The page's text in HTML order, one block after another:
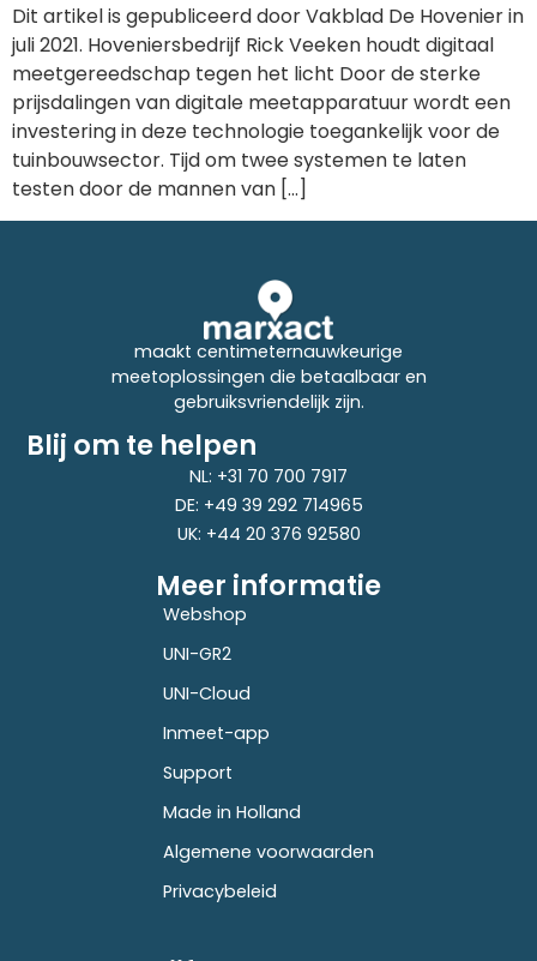
Dit artikel is gepubliceerd door Vakblad De Hovenier in
juli 2021. Hoveniersbedrijf Rick Veeken houdt digitaal
meetgereedschap tegen het licht Door de sterke
prijsdalingen van digitale meetapparatuur wordt een
investering in deze technologie toegankelijk voor de
tuinbouwsector. Tijd om twee systemen te laten
testen door de mannen van [...]
maakt centimeternauwkeurige
meetoplossingen die betaalbaar en
gebruiksvriendelijk zijn.
Blij om te helpen
NL: +31 70 700 7917
DE: +49 39 292 714965
UK: +44 20 376 92580
Meer informatie
Webshop
UNI-GR2
UNI-Cloud
Inmeet-app
Support
Made in Holland
Algemene voorwaarden
Privacybeleid